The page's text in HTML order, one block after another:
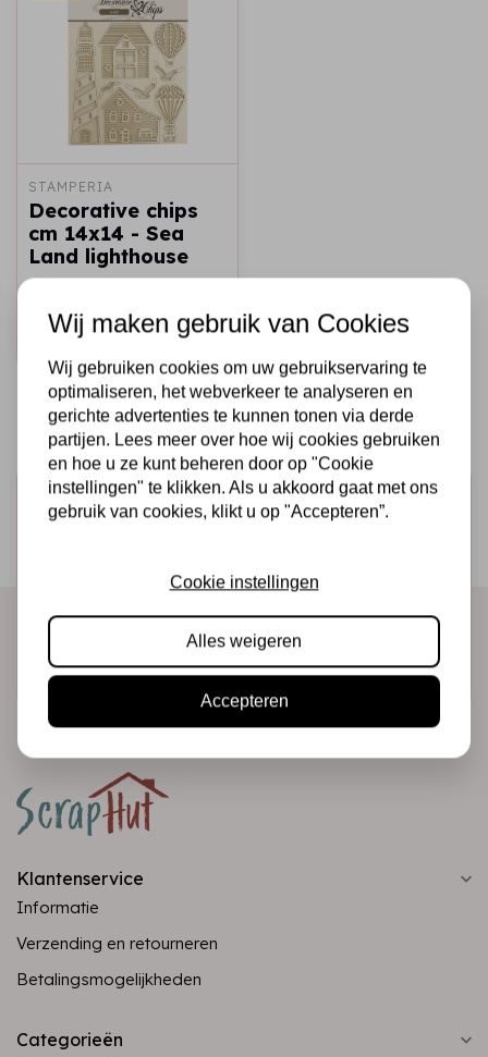
STAMPERIA
Decorative chips
cm 14x14 - Sea
Land lighthouse
Snel toevoegen
Schrijf je in voor de nieuwsbrief
Abonneer
Klantenservice
Informatie
Verzending en retourneren
Betalingsmogelijkheden
Categorieën
Wij maken gebruik van Cookies
Wij gebruiken cookies om uw gebruikservaring te
optimaliseren, het webverkeer te analyseren en
gerichte advertenties te kunnen tonen via derde
partijen. Lees meer over hoe wij cookies gebruiken
en hoe u ze kunt beheren door op "Cookie
instellingen" te klikken. Als u akkoord gaat met ons
gebruik van cookies, klikt u op "Accepteren”.
Cookie instellingen
Alles weigeren
Accepteren